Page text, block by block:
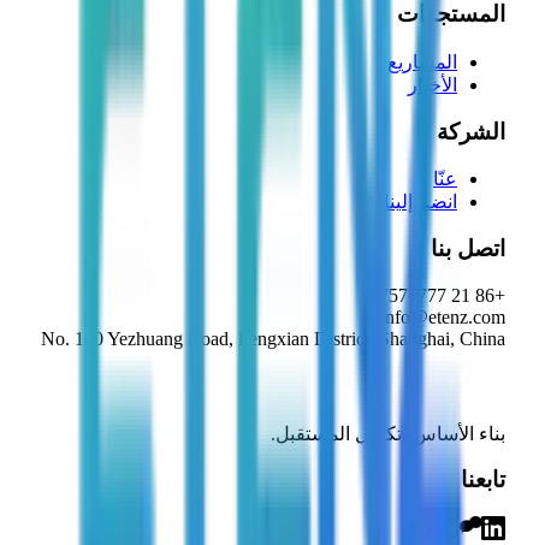
المستجدات
المشاريع
الأخبار
الشركة
عنّا
انضم إلينا
اتصل بنا
+86 21 57577777
info@etenz.com
No. 100 Yezhuang Road, Fengxian District, Shanghai, China
بناء الأساس، تكامل المستقبل.
تابعنا